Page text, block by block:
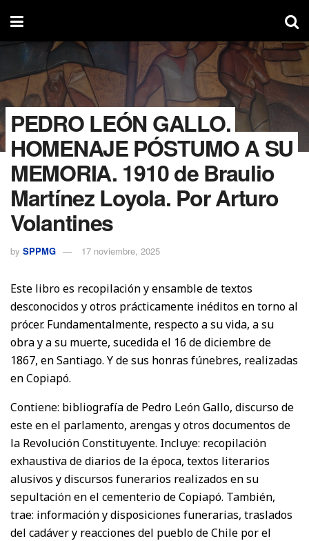
PEDRO LEÓN GALLO.
HOMENAJE PÓSTUMO A SU
MEMORIA, 1910 de Braulio
Martínez Loyola. Por Arturo
Volantines
by SPPMG 17 noviembre, 2025
Este libro es recopilación y ensamble de textos
desconocidos y otros prácticamente inéditos en torno al
prócer. Fundamentalmente, respecto a su vida, a su
obra y a su muerte, sucedida el 16 de diciembre de
1867, en Santiago. Y de sus honras fúnebres, realizadas
en Copiapó.
Contiene: bibliografía de Pedro León Gallo, discurso de
este en el parlamento, arengas y otros documentos de
la Revolución Constituyente. Incluye: recopilación
exhaustiva de diarios de la época, textos literarios
alusivos y discursos funerarios realizados en su
sepultación en el cementerio de Copiapó. También,
trae: información y disposiciones funerarias, traslados
del cadáver y reacciones del pueblo de Chile por el